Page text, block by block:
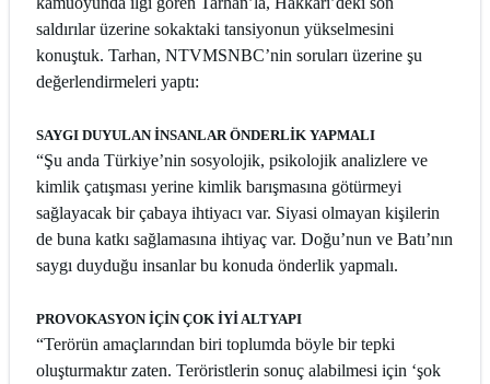
saldırılar üzerine sokaktaki tansiyonun yükselmesini
konuştuk. Tarhan, NTVMSNBC’nin soruları üzerine şu
değerlendirmeleri yaptı:
SAYGI DUYULAN İNSANLAR ÖNDERLİK YAPMALI
“Şu anda Türkiye’nin sosyolojik, psikolojik analizlere ve
kimlik çatışması yerine kimlik barışmasına götürmeyi
sağlayacak bir çabaya ihtiyacı var. Siyasi olmayan kişilerin
de buna katkı sağlamasına ihtiyaç var. Doğu’nun ve Batı’nın
saygı duyduğu insanlar bu konuda önderlik yapmalı.
PROVOKASYON İÇİN ÇOK İYİ ALTYAPI
“Terörün amaçlarından biri toplumda böyle bir tepki
oluşturmaktır zaten. Teröristlerin sonuç alabilmesi için ‘şok